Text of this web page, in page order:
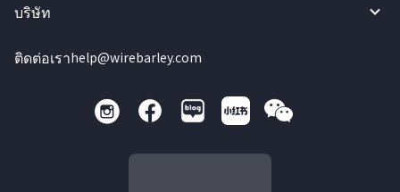
บริษัท
ติดต่อเราhelp@wirebarley.com